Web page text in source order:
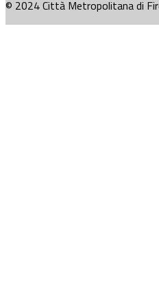
© 2024 Città Metropolitana di